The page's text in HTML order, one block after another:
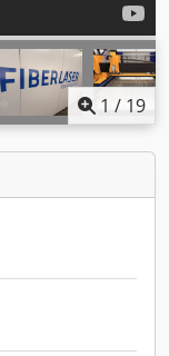
1 / 19